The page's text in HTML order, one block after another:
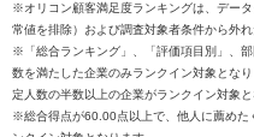
※オリコン顧客満足度ランキングは、デー
常値を排除）および調査対象者条件から外
※「総合ランキング」、「評価項目別」、
数を満たした企業のみランクイン対象とな
定人数の半数以上の企業がランクイン対象と
※総合得点が60.00点以上で、他人に薦めた